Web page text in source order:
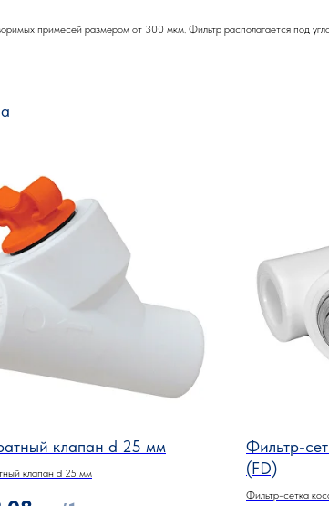
примесей размером от 300 мкм. Фильтр располагается под
клапан d 25 мм
клапан d 25 мм
Фильтр-
(FD)
Фильтр-сетка